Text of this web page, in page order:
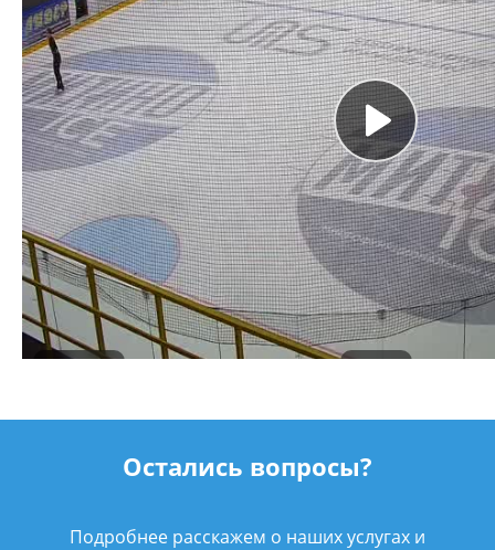
Остались вопросы?
Подробнее расскажем о наших услугах и